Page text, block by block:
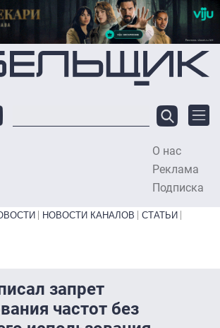
содержанию
О нас
Реклама
Подписка
НОВОСТИ КАНАЛОВ
СТАТЬИ
запрет
частот без